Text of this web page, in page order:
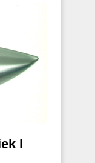
l